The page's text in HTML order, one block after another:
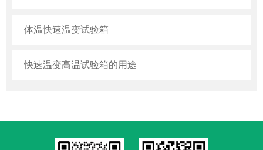
体温快速温变试验箱
快速温变高温试验箱的用途